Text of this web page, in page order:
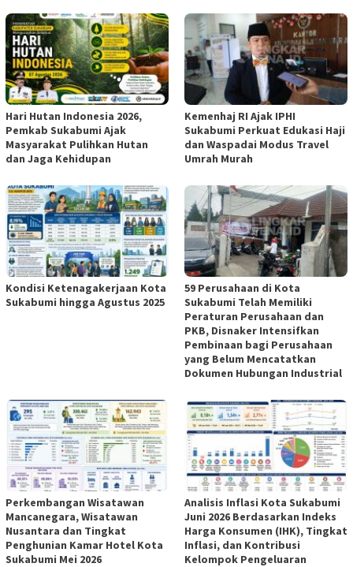
Hari Hutan Indonesia 2026,
Pemkab Sukabumi Ajak
Masyarakat Pulihkan Hutan
dan Jaga Kehidupan
Kemenhaj RI Ajak IPHI
Sukabumi Perkuat Edukasi Haji
dan Waspadai Modus Travel
Umrah Murah
Kondisi Ketenagakerjaan Kota
Sukabumi hingga Agustus 2025
59 Perusahaan di Kota
Sukabumi Telah Memiliki
Peraturan Perusahaan dan
PKB, Disnaker Intensifkan
Pembinaan bagi Perusahaan
yang Belum Mencatatkan
Dokumen Hubungan Industrial
Perkembangan Wisatawan
Mancanegara, Wisatawan
Nusantara dan Tingkat
Penghunian Kamar Hotel Kota
Sukabumi Mei 2026
Analisis Inflasi Kota Sukabumi
Juni 2026 Berdasarkan Indeks
Harga Konsumen (IHK), Tingkat
Inflasi, dan Kontribusi
Kelompok Pengeluaran